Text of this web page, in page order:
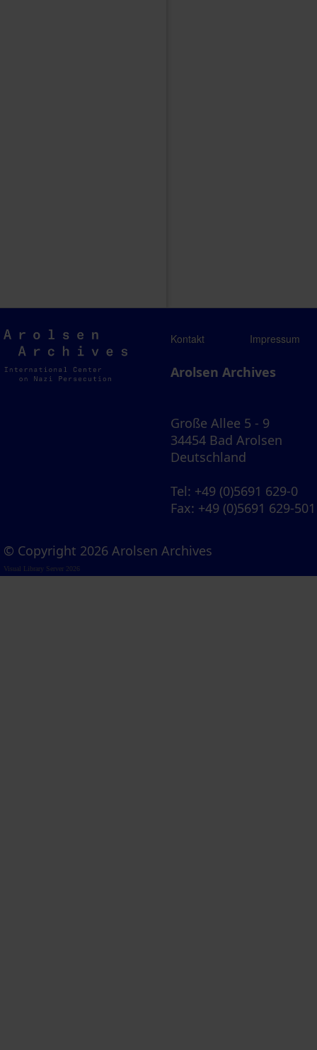
Arolsen
Archives
Kontakt Impressum
Arolsen Archives
Große Allee 5 - 9
34454 Bad Arolsen
Deutschland
Tel: +49 (0)5691 629-0
Fax: +49 (0)5691 629-501
© Copyright 2026 Arolsen Archives
Visual Library Server 2026